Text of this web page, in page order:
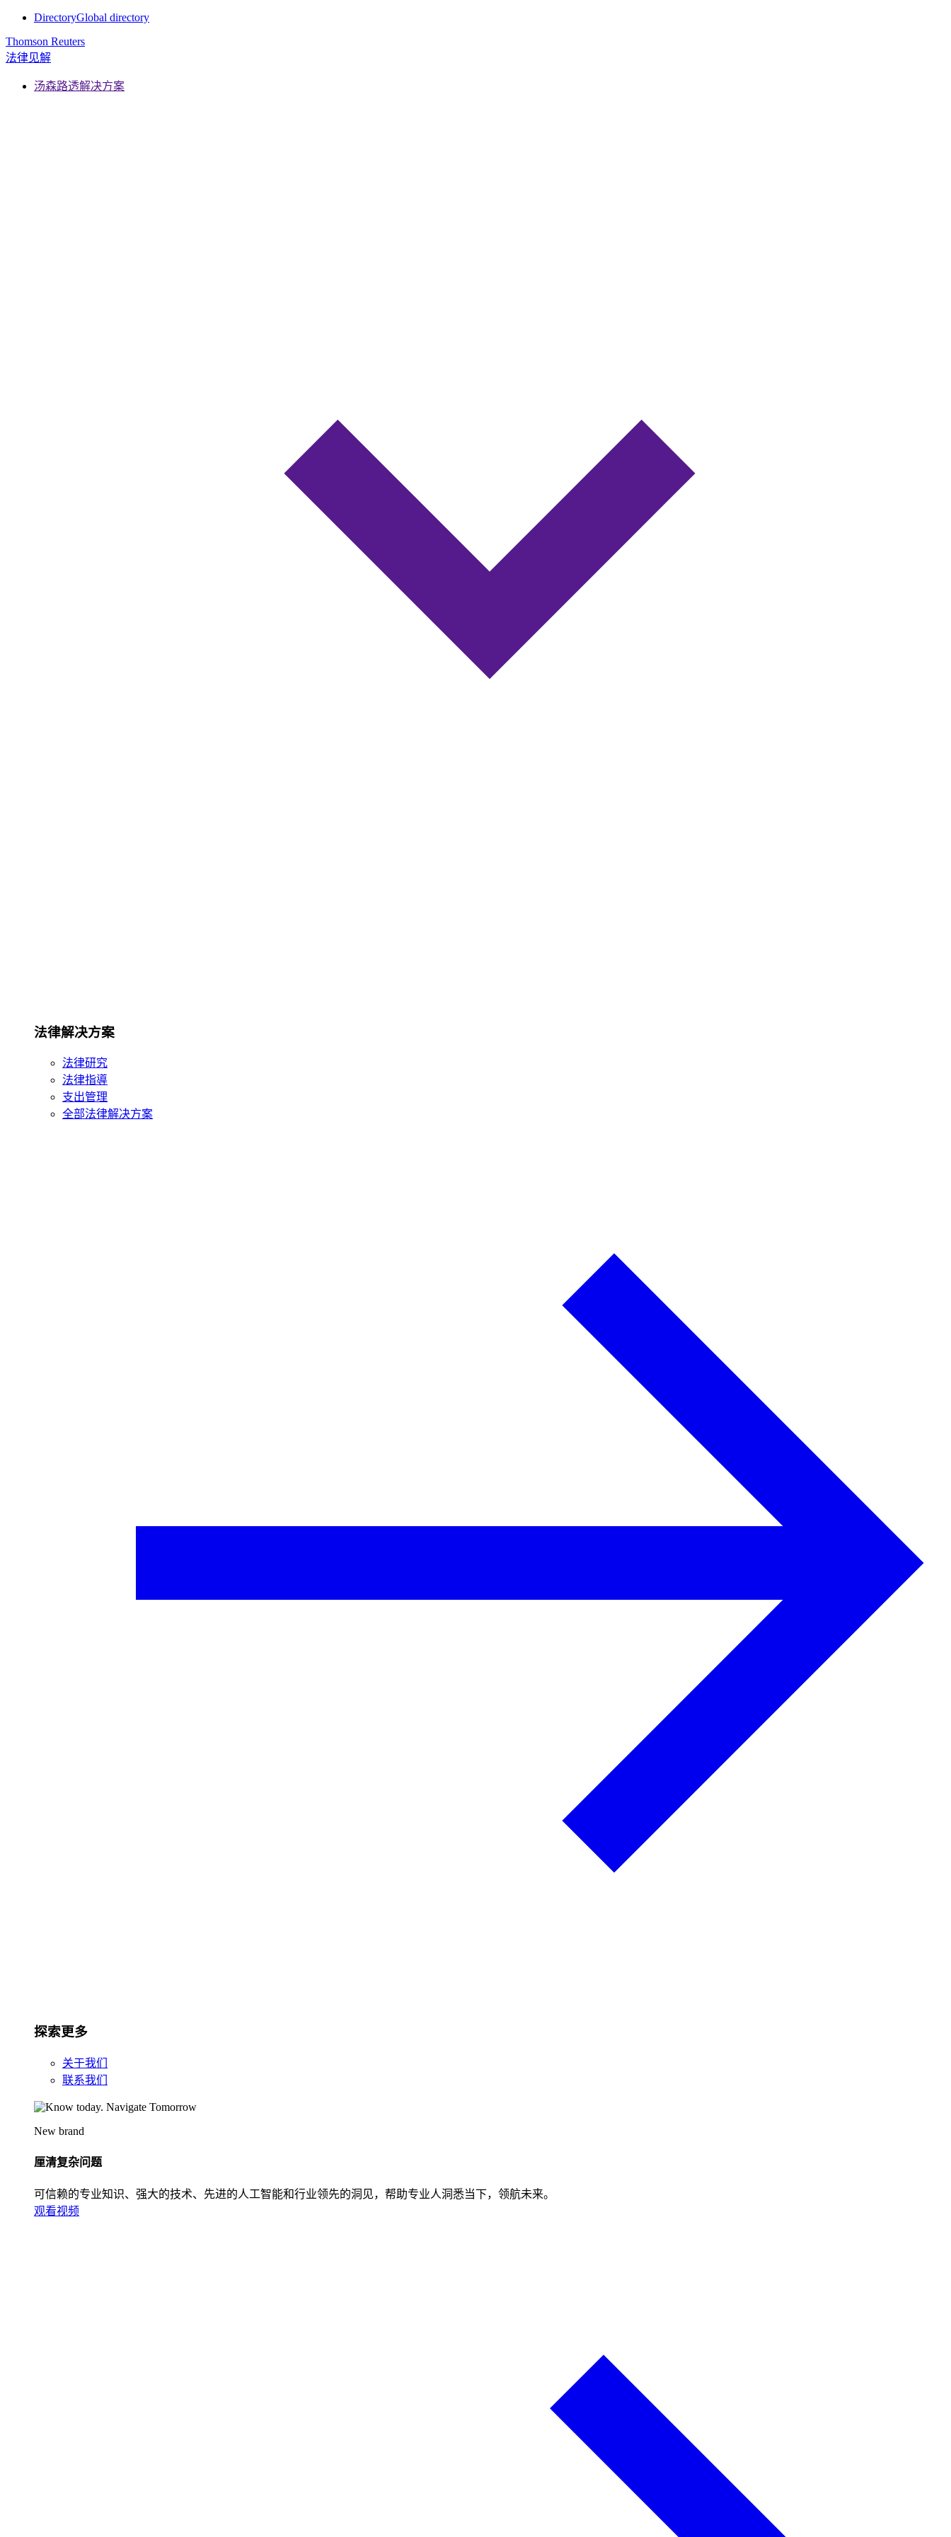
DirectoryGlobal directory
Thomson Reuters
法律见解
汤森路透解决方案
法律解决方案
法律研究
法律指導
支出管理
全部法律解决方案
探索更多
关于我们
联系我们
New brand
厘清复杂问题
可信赖的专业知识、强大的技术、先进的人工智能和行业领先的洞见，帮助专业人洞悉当下，领航未来。
观看视频